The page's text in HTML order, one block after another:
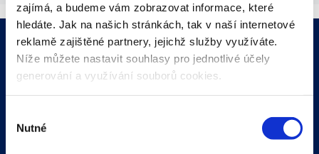
zajímá, a budeme vám zobrazovat informace, které
hledáte. Jak na našich stránkách, tak v naší internetové
reklamě zajištěné partnery, jejichž služby využíváte.
Níže můžete nastavit souhlasy pro jednotlivé účely
generování a využívání souborů cookies.
souhlasu
Nutné
Individuální ocenění:
Nejlepší hráčka:Laura Hamšíková (1. FC Slovácko)
Nejlepší střelkyně: